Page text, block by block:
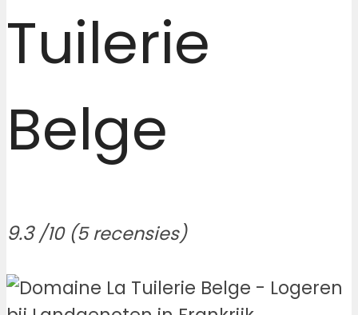
Tuilerie
Belge
9.3 /10 (5 recensies)